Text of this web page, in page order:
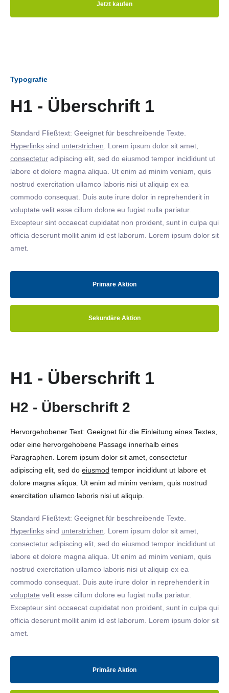
Jetzt kaufen
Typografie
H1 - Überschrift 1
Standard Fließtext: Geeignet für beschreibende Texte.
Hyperlinks sind unterstrichen . Lorem ipsum dolor sit amet,
consectetur adipiscing elit, sed do eiusmod tempor incididunt ut
labore et dolore magna aliqua. Ut enim ad minim veniam, quis
nostrud exercitation ullamco laboris nisi ut aliquip ex ea
commodo consequat. Duis aute irure dolor in reprehenderit in
voluptate velit esse cillum dolore eu fugiat nulla pariatur.
Excepteur sint occaecat cupidatat non proident, sunt in culpa qui
officia deserunt mollit anim id est laborum. Lorem ipsum dolor sit
amet.
Primäre Aktion
Sekundäre Aktion
H1 - Überschrift 1
H2 - Überschrift 2
Hervorgehobener Text: Geeignet für die Einleitung eines Textes,
oder eine hervorgehobene Passage innerhalb eines
Paragraphen. Lorem ipsum dolor sit amet, consectetur
adipiscing elit, sed do eiusmod tempor incididunt ut labore et
dolore magna aliqua. Ut enim ad minim veniam, quis nostrud
exercitation ullamco laboris nisi ut aliquip.
Standard Fließtext: Geeignet für beschreibende Texte.
Hyperlinks sind unterstrichen . Lorem ipsum dolor sit amet,
consectetur adipiscing elit, sed do eiusmod tempor incididunt ut
labore et dolore magna aliqua. Ut enim ad minim veniam, quis
nostrud exercitation ullamco laboris nisi ut aliquip ex ea
commodo consequat. Duis aute irure dolor in reprehenderit in
voluptate velit esse cillum dolore eu fugiat nulla pariatur.
Excepteur sint occaecat cupidatat non proident, sunt in culpa qui
officia deserunt mollit anim id est laborum. Lorem ipsum dolor sit
amet.
Primäre Aktion